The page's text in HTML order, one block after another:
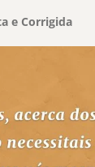
e Corrigida